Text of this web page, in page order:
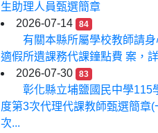
生助理人員甄選簡章
2026-07-14
84
有關本縣所屬學校教師請身
適假所遺課務代課鐘點費 案，
2026-07-30
83
彰化縣立埔鹽國民中學115
度第3次代理代課教師甄選簡章(
次...